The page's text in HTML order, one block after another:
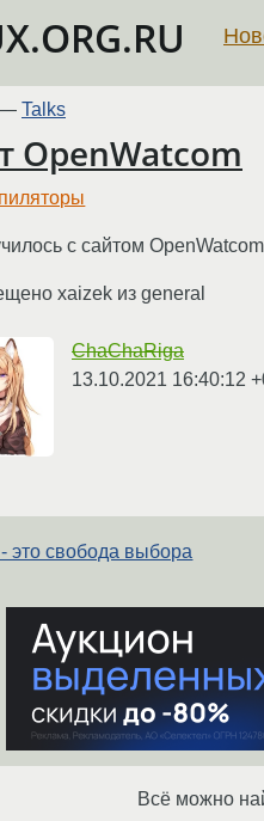
Talks
OpenWatcom
с сайтом
xaizek из general
ChaChaRiga
13.10.2021 16:40:12
это свобода выбора
Всё можно